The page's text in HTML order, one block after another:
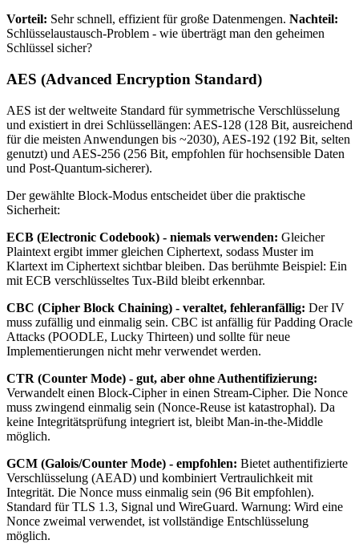
Vorteil: Sehr schnell, effizient für große Datenmengen. Nachteil:
Schlüsselaustausch-Problem - wie überträgt man den geheimen
Schlüssel sicher?
AES (Advanced Encryption Standard)
AES ist der weltweite Standard für symmetrische Verschlüsselung
und existiert in drei Schlüssellängen: AES-128 (128 Bit, ausreichend
für die meisten Anwendungen bis ~2030), AES-192 (192 Bit, selten
genutzt) und AES-256 (256 Bit, empfohlen für hochsensible Daten
und Post-Quantum-sicherer).
Der gewählte Block-Modus entscheidet über die praktische
Sicherheit:
ECB (Electronic Codebook) - niemals verwenden: Gleicher
Plaintext ergibt immer gleichen Ciphertext, sodass Muster im
Klartext im Ciphertext sichtbar bleiben. Das berühmte Beispiel: Ein
mit ECB verschlüsseltes Tux-Bild bleibt erkennbar.
CBC (Cipher Block Chaining) - veraltet, fehleranfällig: Der IV
muss zufällig und einmalig sein. CBC ist anfällig für Padding Oracle
Attacks (POODLE, Lucky Thirteen) und sollte für neue
Implementierungen nicht mehr verwendet werden.
CTR (Counter Mode) - gut, aber ohne Authentifizierung:
Verwandelt einen Block-Cipher in einen Stream-Cipher. Die Nonce
muss zwingend einmalig sein (Nonce-Reuse ist katastrophal). Da
keine Integritätsprüfung integriert ist, bleibt Man-in-the-Middle
möglich.
GCM (Galois/Counter Mode) - empfohlen: Bietet authentifizierte
Verschlüsselung (AEAD) und kombiniert Vertraulichkeit mit
Integrität. Die Nonce muss einmalig sein (96 Bit empfohlen).
Standard für TLS 1.3, Signal und WireGuard. Warnung: Wird eine
Nonce zweimal verwendet, ist vollständige Entschlüsselung
möglich.